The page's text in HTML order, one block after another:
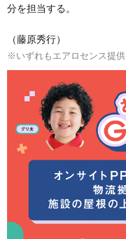
分を担当する。
（藤原秀行）
※いずれもエアロセンス提供